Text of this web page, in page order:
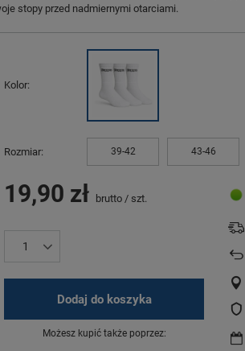
stopy przed nadmiernymi otarciami.
Kolor
Rozmiar 39-42 43-46
19,90 zł brutto / szt.
Dodaj do koszyka
Możesz kupić także poprzez: